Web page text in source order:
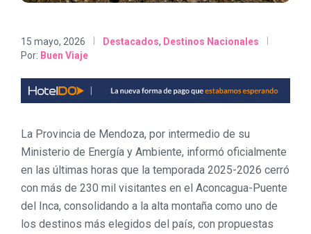
15 mayo, 2026 Destacados, Destinos Nacionales
Por: Buen Viaje
La Provincia de Mendoza, por intermedio de su
Ministerio de Energía y Ambiente, informó oficialmente
en las últimas horas que la temporada 2025-2026 cerró
con más de 230 mil visitantes en el Aconcagua-Puente
del Inca, consolidando a la alta montaña como uno de
los destinos más elegidos del país, con propuestas